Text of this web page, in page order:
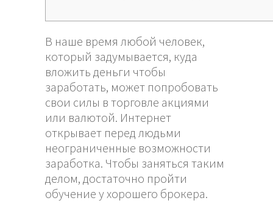
В наше время любой человек,
который задумывается, куда
вложить деньги чтобы
заработать, может попробовать
свои силы в торговле акциями
или валютой. Интернет
открывает перед людьми
неограниченные возможности
заработка. Чтобы заняться таким
делом, достаточно пройти
обучение у хорошего брокера.